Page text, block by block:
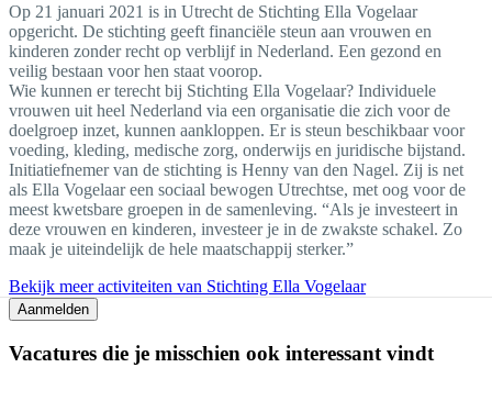
Op 21 januari 2021 is in Utrecht de Stichting Ella Vogelaar
opgericht. De stichting geeft financiële steun aan vrouwen en
kinderen zonder recht op verblijf in Nederland. Een gezond en
veilig bestaan voor hen staat voorop.
Wie kunnen er terecht bij Stichting Ella Vogelaar? Individuele
vrouwen uit heel Nederland via een organisatie die zich voor de
doelgroep inzet, kunnen aankloppen. Er is steun beschikbaar voor
voeding, kleding, medische zorg, onderwijs en juridische bijstand.
Initiatiefnemer van de stichting is Henny van den Nagel. Zij is net
als Ella Vogelaar een sociaal bewogen Utrechtse, met oog voor de
meest kwetsbare groepen in de samenleving. “Als je investeert in
deze vrouwen en kinderen, investeer je in de zwakste schakel. Zo
maak je uiteindelijk de hele maatschappij sterker.”
Bekijk meer activiteiten van Stichting Ella Vogelaar
Aanmelden
Vacatures die je misschien ook interessant vindt